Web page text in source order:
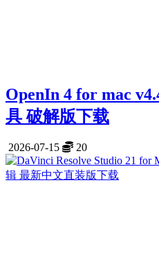
OpenIn 4 for mac
具 破解版下载
2026-07-15 20